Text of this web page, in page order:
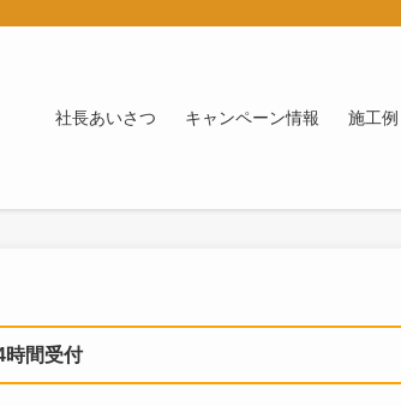
社長あいさつ キャンペーン情報 施工例
間受付